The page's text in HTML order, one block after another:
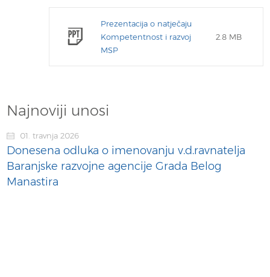
Prezentacija o natječaju
Kompetentnost i razvoj
MSP
2.8 MB
Najnoviji unosi
01. travnja 2026
Donesena odluka o imenovanju v.d.ravnatelja
Baranjske razvojne agencije Grada Belog
Manastira